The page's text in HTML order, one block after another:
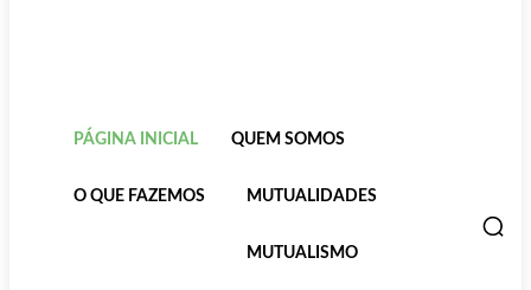
PÁGINA INICIAL QUEM SOMOS
O QUE FAZEMOS MUTUALIDADES
MUTUALISMO